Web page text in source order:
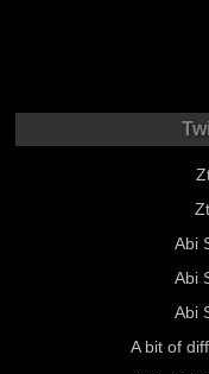
Abi
Abi
Abi
A bit of